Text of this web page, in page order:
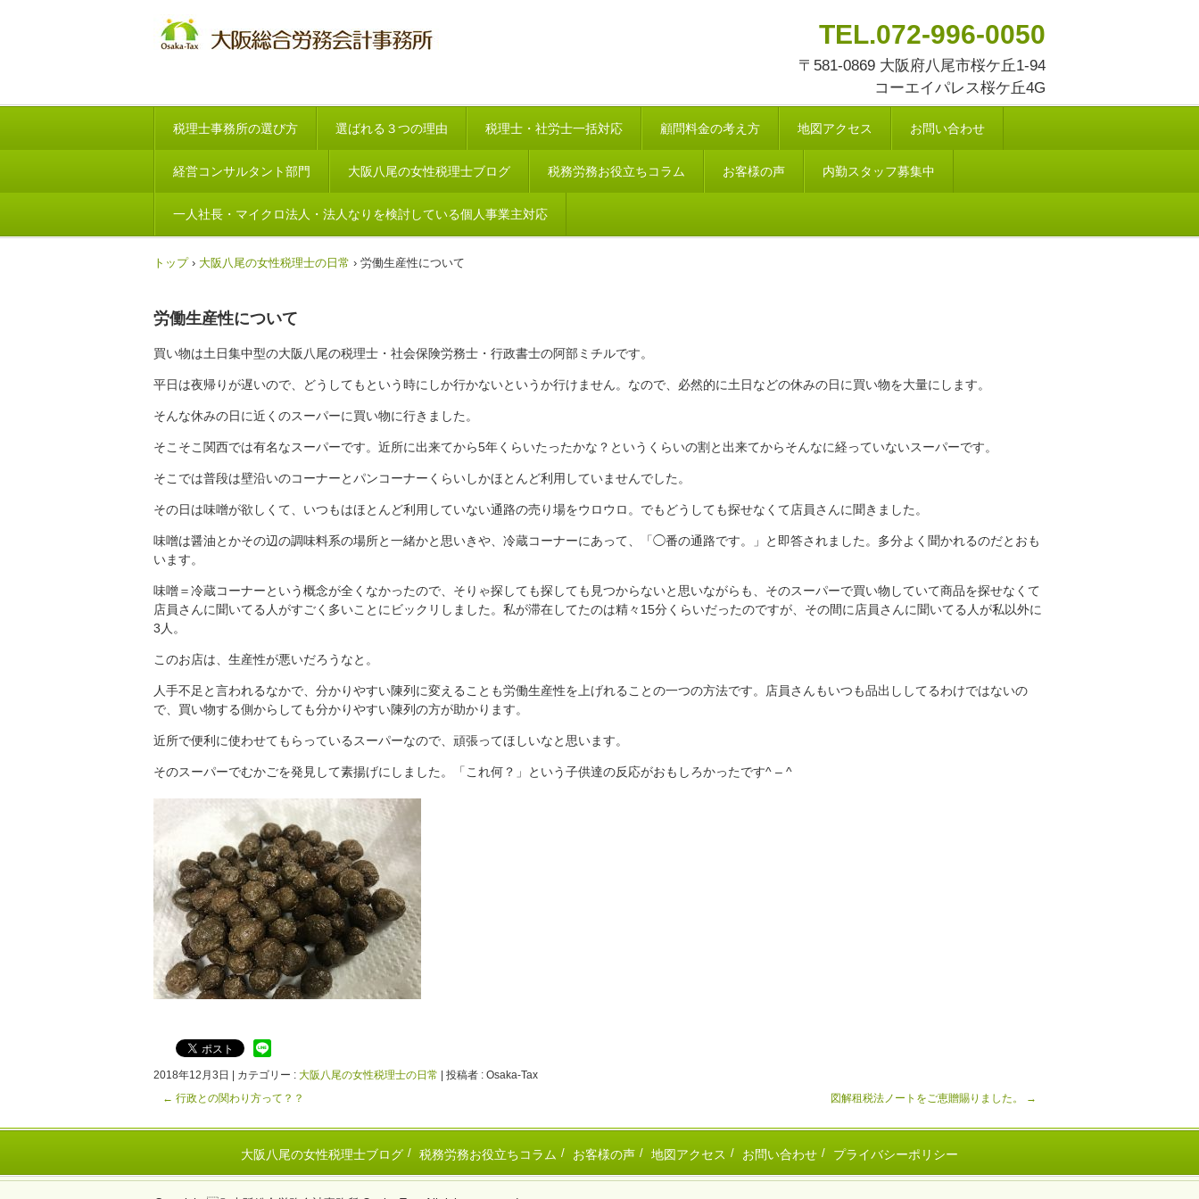
TEL.072-996-0050
〒581-0869 大阪府八尾市桜ケ丘1-94
コーエイパレス桜ケ丘4G
税理士事務所の選び方 選ばれる３つの理由 税理士・社労士一括対応 顧問料金の考え方 地図アクセス お問い合わせ
経営コンサルタント部門 大阪八尾の女性税理士ブログ 税務労務お役立ちコラム お客様の声 内勤スタッフ募集中
一人社長・マイクロ法人・法人なりを検討している個人事業主対応
トップ › 大阪八尾の女性税理士の日常 › 労働生産性について
労働生産性について
買い物は土日集中型の大阪八尾の税理士・社会保険労務士・行政書士の阿部ミチルです。
平日は夜帰りが遅いので、どうしてもという時にしか行かないというか行けません。なので、必然的に土日などの休みの日に買い物を大量にします。
そんな休みの日に近くのスーパーに買い物に行きました。
そこそこ関西では有名なスーパーです。近所に出来てから5年くらいたったかな？というくらいの割と出来てからそんなに経っていないスーパーです。
そこでは普段は壁沿いのコーナーとパンコーナーくらいしかほとんど利用していませんでした。
その日は味噌が欲しくて、いつもはほとんど利用していない通路の売り場をウロウロ。でもどうしても探せなくて店員さんに聞きました。
味噌は醤油とかその辺の調味料系の場所と一緒かと思いきや、冷蔵コーナーにあって、「◯番の通路です。」と即答されました。多分よく聞かれるのだとおも
います。
味噌＝冷蔵コーナーという概念が全くなかったので、そりゃ探しても探しても見つからないと思いながらも、そのスーパーで買い物していて商品を探せなくて
店員さんに聞いてる人がすごく多いことにビックリしました。私が滞在してたのは精々15分くらいだったのですが、その間に店員さんに聞いてる人が私以外に
3人。
このお店は、生産性が悪いだろうなと。
人手不足と言われるなかで、分かりやすい陳列に変えることも労働生産性を上げれることの一つの方法です。店員さんもいつも品出ししてるわけではないの
で、買い物する側からしても分かりやすい陳列の方が助かります。
近所で便利に使わせてもらっているスーパーなので、頑張ってほしいなと思います。
そのスーパーでむかごを発見して素揚げにしました。「これ何？」という子供達の反応がおもしろかったです^ – ^
2018年12月3日 カテゴリー : 大阪八尾の女性税理士の日常
投稿者 : Osaka-Tax
← 行政との関わり方って？？ 図解租税法ノートをご恵贈賜りました。 →
大阪八尾の女性税理士ブログ 税務労務お役立ちコラム お客様の声 地図アクセス お問い合わせ プライバシーポリシー